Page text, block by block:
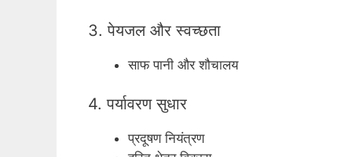
3. पेयजल और स्वच्छता
साफ पानी और शौचालय
4. पर्यावरण सुधार
प्रदूषण नियंत्रण